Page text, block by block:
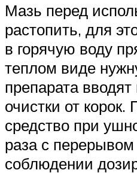
Мазь перед
растопить, для
в горячую воду
теплом виде
препарата
очистки от
средство при
раза с
соблюдении